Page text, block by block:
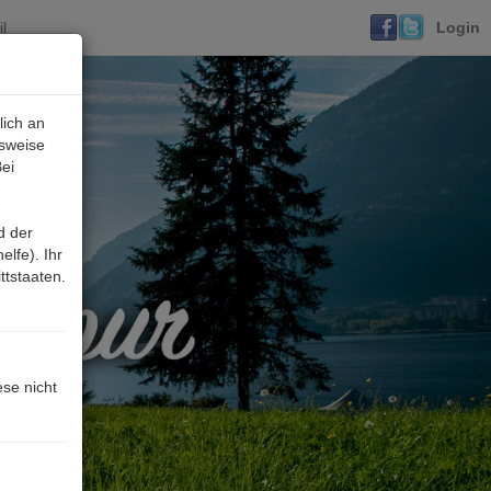
an
der
Ihr
nicht
Login